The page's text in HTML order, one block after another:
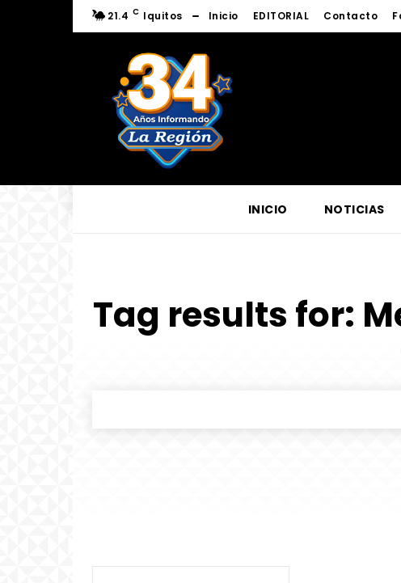
21.4 C Iquitos Inicio EDITORIAL Contacto
INICIO NOTICIAS
Tag results for: